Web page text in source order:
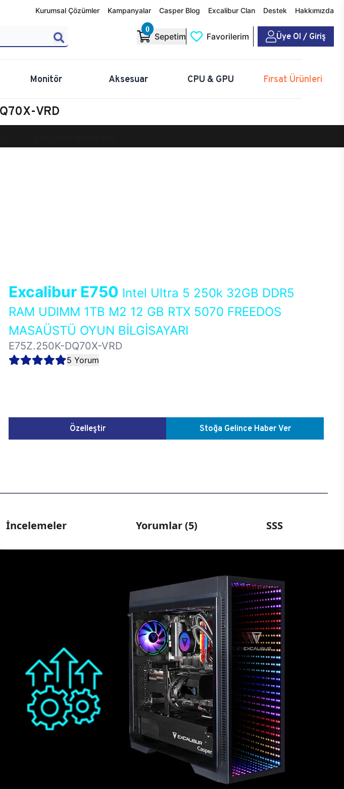
Kurumsal Çözümler Kampanyalar Casper Blog Excalibur Clan Destek Hakkımızda
0
Sepetim Favorilerim Üye Ol / Giriş
Monitör Aksesuar CPU & GPU Fırsat Ürünleri
VRD
Excalibur E750 Intel Ultra 5 250k 32GB DDR5
RAM UDIMM 1TB M2 12 GB RTX 5070 FREEDOS
MASAÜSTÜ OYUN BİLGİSAYARI
E75Z.250K-DQ70X-VRD
5 Yorum
Özelleştir Stoğa Gelince Haber Ver
İncelemeler Yorumlar (5) SSS